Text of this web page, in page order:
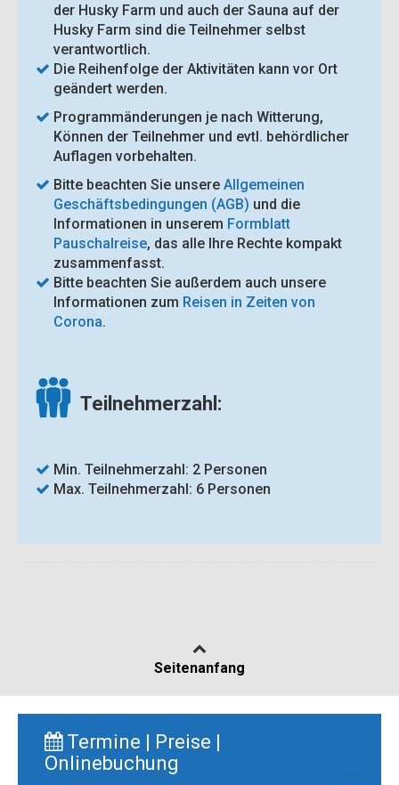
der Husky Farm und auch der Sauna auf der
Husky Farm sind die Teilnehmer selbst
verantwortlich.
Die Reihenfolge der Aktivitäten kann vor Ort
geändert werden.
Programmänderungen je nach Witterung,
Können der Teilnehmer und evtl. behördlicher
Auflagen vorbehalten.
Bitte beachten Sie unsere Allgemeinen
Geschäftsbedingungen (AGB) und die
Informationen in unserem Formblatt
Pauschalreise, das alle Ihre Rechte kompakt
zusammenfasst.
Bitte beachten Sie außerdem auch unsere
Informationen zum Reisen in Zeiten von
Corona.
Teilnehmerzahl:
Min. Teilnehmerzahl: 2 Personen
Max. Teilnehmerzahl: 6 Personen
Seitenanfang
Termine | Preise |
Onlinebuchung